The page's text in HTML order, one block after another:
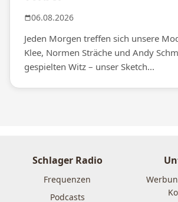
06.08.2026
Jeden Morgen treffen sich unsere
Klee, Normen Sträche und Andy
gespielten Witz – unser Sketch...
Schlager Radio
Frequenzen
Podcasts